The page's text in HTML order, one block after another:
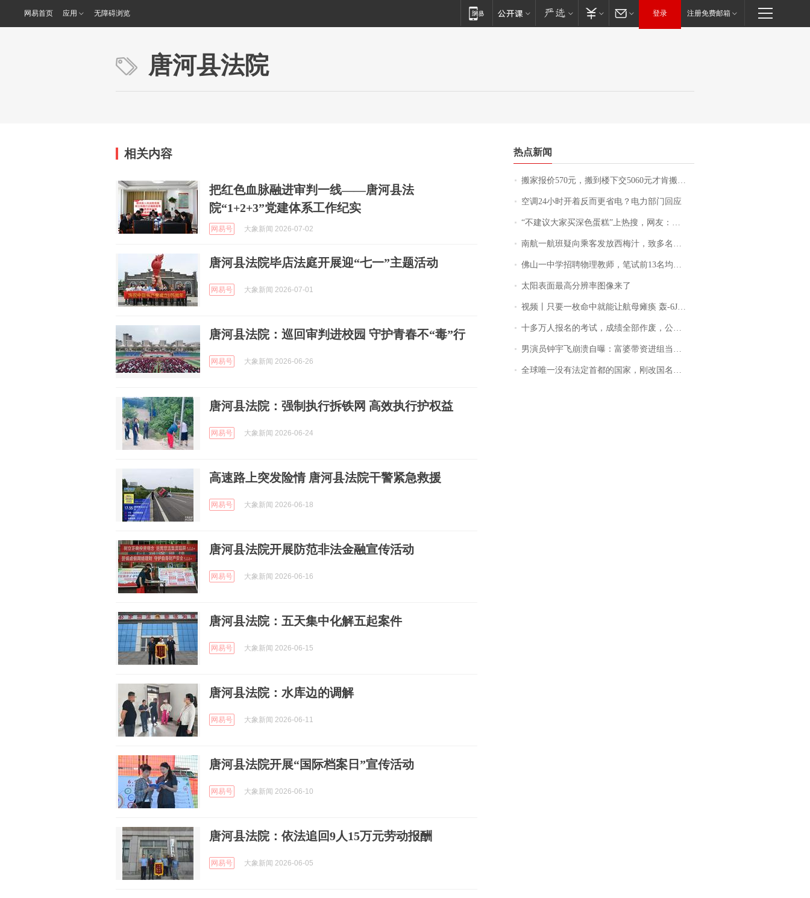
网易首页 应用 无障碍浏览 登录 注册免费邮箱
唐河县法院
相关内容
把红色血脉融进审判一线——唐河县法
院“1+2+3”党建体系工作纪实
网易号 大象新闻 2026-07-02
唐河县法院毕店法庭开展迎“七一”主题活动
网易号 大象新闻 2026-07-01
唐河县法院：巡回审判进校园 守护青春不“毒”行
网易号 大象新闻 2026-06-26
唐河县法院：强制执行拆铁网 高效执行护权益
网易号 大象新闻 2026-06-24
高速路上突发险情 唐河县法院干警紧急救援
网易号 大象新闻 2026-06-18
唐河县法院开展防范非法金融宣传活动
网易号 大象新闻 2026-06-16
唐河县法院：五天集中化解五起案件
网易号 大象新闻 2026-06-15
唐河县法院：水库边的调解
网易号 大象新闻 2026-06-11
唐河县法院开展“国际档案日”宣传活动
网易号 大象新闻 2026-06-10
唐河县法院：依法追回9人15万元劳动报酬
网易号 大象新闻 2026-06-05
热点新闻
搬家报价570元，搬到楼下交5060元才肯搬上楼！女子傻眼了……
空调24小时开着反而更省电？电力部门回应
“不建议大家买深色蛋糕”上热搜，网友：天塌了！
南航一航班疑向乘客发放西梅汁，致多名乘客在飞行途中排队上厕所！乘客：机上100多人只有2个厕所；客服回应：并非每架飞机都会发放西梅汁
佛山一中学招聘物理教师，笔试前13名均遭淘汰？教育局：已叫停招聘，成立调查组全面核查
太阳表面最高分辨率图像来了
视频丨只要一枚命中就能让航母瘫痪 轰-6J实力有多强？
十多万人报名的考试，成绩全部作废，公平么？
男演员钟宇飞崩溃自曝：富婆带资进组当女主角，50多集短剧强加60余场吻戏......不敢得罪只能强忍
全球唯一没有法定首都的国家，刚改国名，总统就邀请中国大使骑行绕了几乎整个国境线一圈，还曾两次到中国寻根